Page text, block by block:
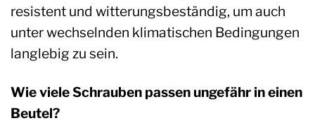
resistent und witterungsbeständig, um auch
unter wechselnden klimatischen Bedingungen
langlebig zu sein.
Wie viele Schrauben passen ungefähr in einen
Beutel?